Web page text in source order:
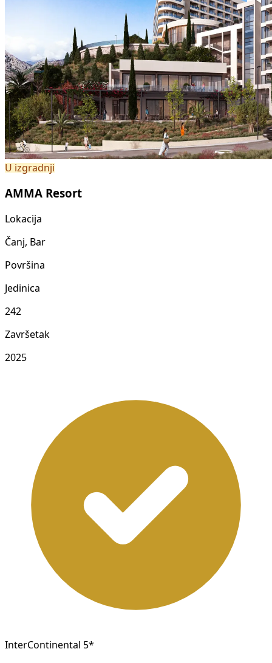
U izgradnji
AMMA Resort
Lokacija
Čanj, Bar
Površina
Jedinica
242
Završetak
2025
InterContinental 5*